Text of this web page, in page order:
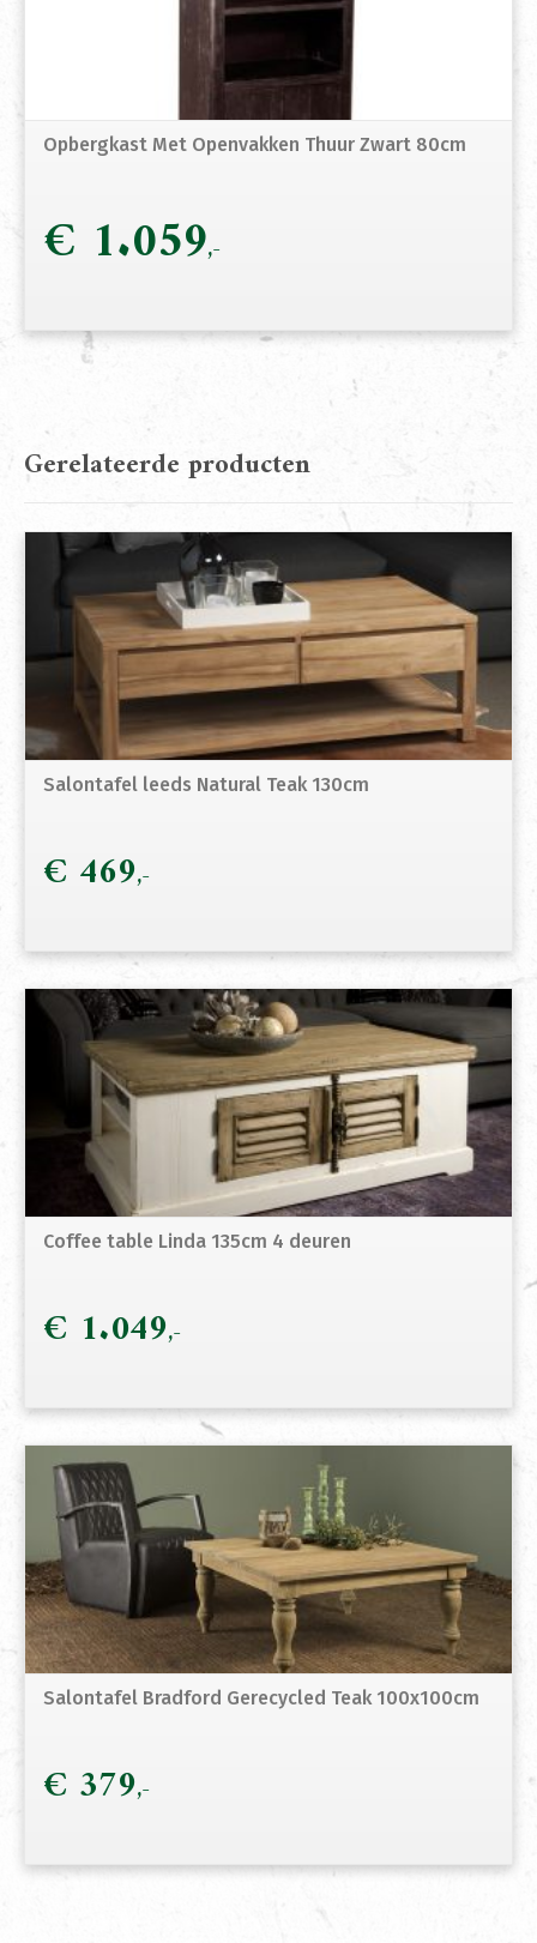
Opbergkast Met Openvakken Thuur Zwart 80cm
€ 1.059
Gerelateerde producten
Salontafel leeds Natural Teak 130cm
€ 469
Coffee table Linda 135cm 4 deuren
€ 1.049
Salontafel Bradford Gerecycled Teak 100x100cm
€ 379